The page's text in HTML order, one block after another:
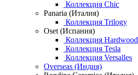
Коллекция Chic
Panaria (Италия)
Коллекция Trilogy
Oset (Испания)
Коллекция Hardwood
Коллекция Tesla
Коллекция Versalles
Overseas (Индия)